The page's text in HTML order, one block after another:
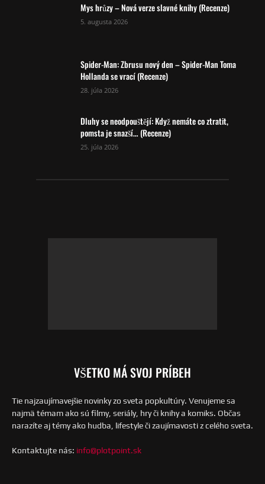
Mys hrůzy – Nová verze slavné knihy (Recenze)
5. augusta 2026
Spider-Man: Zbrusu nový den – Spider-Man Toma
Hollanda se vrací (Recenze)
28. júla 2026
Dluhy se neodpouštějí: Když nemáte co ztratit,
pomsta je snazší… (Recenze)
25. júla 2026
VŠETKO MÁ SVOJ PRÍBEH
Tie najzaujímavejšie novinky zo sveta popkultúry. Venujeme sa
najmä témam ako sú filmy, seriály, hry či knihy a komiks. Občas
narazíte aj témy ako hudba, lifestyle či zaujímavosti z celého sveta.
Kontaktujte nás: info@plotpoint.sk